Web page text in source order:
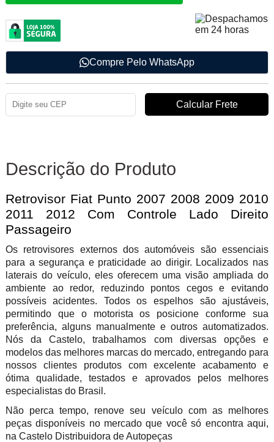
Compre Pelo WhatsApp
Descrição do Produto
Retrovisor Fiat Punto 2007 2008 2009 2010
2011 2012 Com Controle Lado Direito
Passageiro
Os retrovisores externos dos automóveis são essenciais
para a segurança e praticidade ao dirigir. Localizados nas
laterais do veículo, eles oferecem uma visão ampliada do
ambiente ao redor, reduzindo pontos cegos e evitando
possíveis acidentes. Todos os espelhos são ajustáveis,
permitindo que o motorista os posicione conforme sua
preferência, alguns manualmente e outros automatizados.
Nós da Castelo, trabalhamos com diversas opções e
modelos das melhores marcas do mercado, entregando para
nossos clientes produtos com excelente acabamento e
ótima qualidade, testados e aprovados pelos melhores
especialistas do Brasil.
Não perca tempo, renove seu veículo com as melhores
peças disponíveis no mercado que você só encontra aqui,
na Castelo Distribuidora de Autopeças